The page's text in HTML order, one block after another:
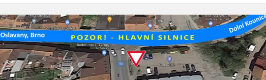
3K
přednost
v
jízdě